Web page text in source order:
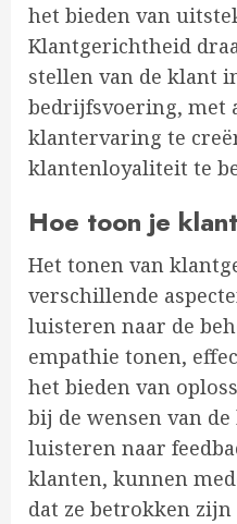
het bieden van
Klantgerichtheid
stellen van de klant
bedrijfsvoering, met
klantervaring te
klantenloyaliteit te
Hoe toon je
Het tonen van
verschillende
luisteren naar de
empathie tonen,
het bieden van
bij de wensen van
luisteren naar
klanten, kunnen
dat ze betrokken